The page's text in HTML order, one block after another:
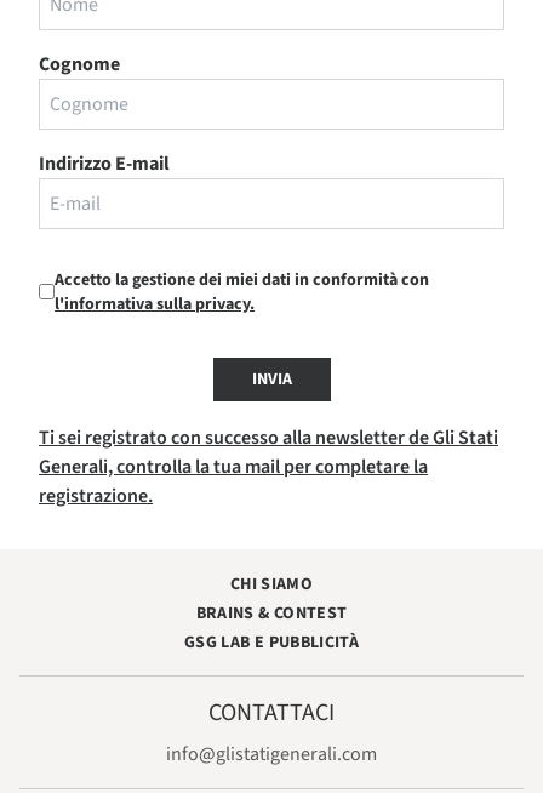
Cognome
Indirizzo E-mail
Accetto la gestione dei miei dati in conformità con
l'informativa sulla privacy.
INVIA
Ti sei registrato con successo alla newsletter de Gli Stati
Generali, controlla la tua mail per completare la
registrazione.
CHI SIAMO
BRAINS & CONTEST
GSG LAB E PUBBLICITÀ
CONTATTACI
info@glistatigenerali.com